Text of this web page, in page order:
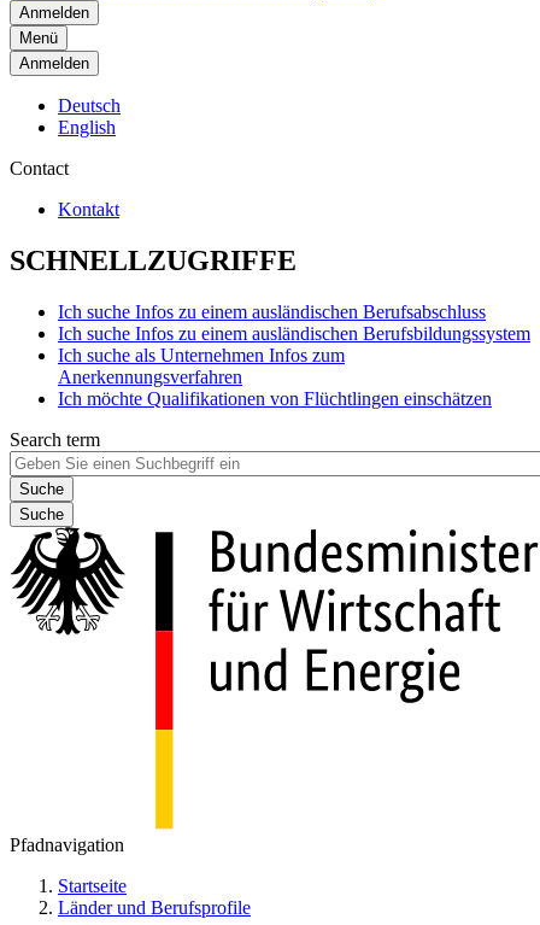
Menü
Anmelden
Deutsch
English
Contact
Kontakt
SCHNELLZUGRIFFE
Ich suche Infos zu einem ausländischen Berufsabschluss
Ich suche Infos zu einem ausländischen Berufsbildungssystem
Ich suche als Unternehmen Infos zum
Anerkennungsverfahren
Ich möchte Qualifikationen von Flüchtlingen einschätzen
Search term
Suche
Pfadnavigation
Startseite
Länder und Berufsprofile